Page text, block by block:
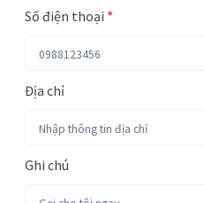
Số điện thoại *
Địa chỉ
Ghi chú